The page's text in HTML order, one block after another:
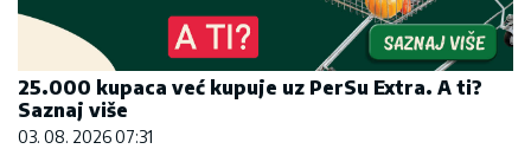
25.000 kupaca već kupuje uz PerSu Extra. A ti?
Saznaj više
03. 08. 2026 07:31